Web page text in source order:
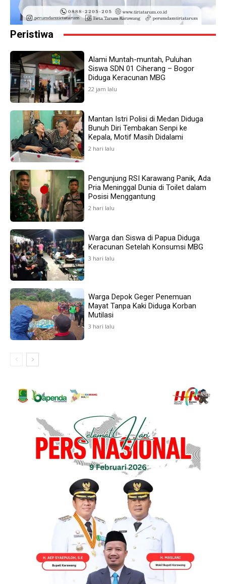
Peristiwa
Alami Muntah-muntah, Puluhan
Siswa SDN 01 Ciherang – Bogor
Diduga Keracunan MBG
22 jam lalu
Mantan Istri Polisi di Medan Diduga
Bunuh Diri Tembakan Senpi ke
Kepala, Motif Masih Didalami
2 hari lalu
Pengunjung RSI Karawang Panik, Ada
Pria Meninggal Dunia di Toilet dalam
Posisi Menggantung
2 hari lalu
Warga dan Siswa di Papua Diduga
Keracunan Setelah Konsumsi MBG
3 hari lalu
Warga Depok Geger Penemuan
Mayat Tanpa Kaki Diduga Korban
Mutilasi
3 hari lalu